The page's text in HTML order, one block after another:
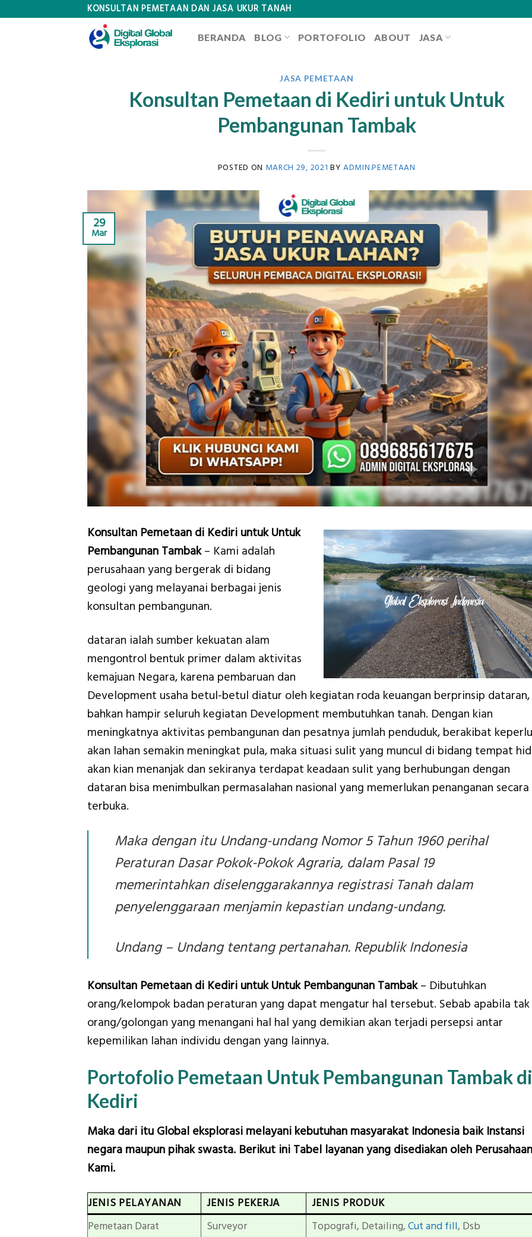
KONSULTAN PEMETAAN DAN JASA UKUR TANAH
BERANDA BLOG PORTOFOLIO ABOUT JASA
JASA PEMETAAN
Konsultan Pemetaan di Kediri untuk Untuk
Pembangunan Tambak
POSTED ON MARCH 29, 2021 BYADMIN.PEMETAAN
29
Mar
Konsultan Pemetaan di Kediri untuk Untuk
Pembangunan Tambak– Kami adalah
perusahaan yang bergerak di bidang
geologi yang melayanai berbagai jenis
konsultan pembangunan.
dataran ialah sumber kekuatan alam
mengontrol bentuk primer dalam aktivitas
kemajuan Negara, karena pembaruan dan
Development usaha betul-betul diatur oleh kegiatan roda keuangan berprinsip dataran,
bahkan hampir seluruh kegiatan Development membutuhkan tanah. Dengan kian
meningkatnya aktivitas pembangunan dan pesatnya jumlah penduduk, berakibat
akan lahan semakin meningkat pula, maka situasi sulit yang muncul di bidang tempat
akan kian menanjak dan sekiranya terdapat keadaan sulit yang berhubungan dengan
dataran bisa menimbulkan permasalahan nasional yang memerlukan penanganan secara
terbuka.
Maka dengan itu Undang-undang Nomor 5 Tahun 1960 perihal
Peraturan Dasar Pokok-Pokok Agraria, dalam Pasal 19
memerintahkan diselenggarakannya registrasi Tanah dalam
penyelenggaraan menjamin kepastian undang-undang.
Undang – Undang tentang pertanahan. Republik Indonesia
Konsultan Pemetaan di Kediri untuk Untuk Pembangunan Tambak– Dibutuhkan
orang/kelompok badan peraturan yang dapat mengatur hal tersebut. Sebab apabila tak
orang/golongan yang menangani hal hal yang demikian akan terjadi persepsi antar
kepemilikan lahan individu dengan yang lainnya.
Portofolio Pemetaan Untuk Pembangunan Tambak di
Kediri
Maka dari itu Global eksplorasi melayani kebutuhan masyarakat Indonesia baik Instansi
negara maupun pihak swasta. Berikut ini Tabel layanan yang disediakan oleh Perusahaan
Kami.
JENIS PELAYANAN JENIS PEKERJA
JENIS PRODUK
Pemetaan Darat
Surveyor Topografi, Detailing, Cut and fill, Dsb